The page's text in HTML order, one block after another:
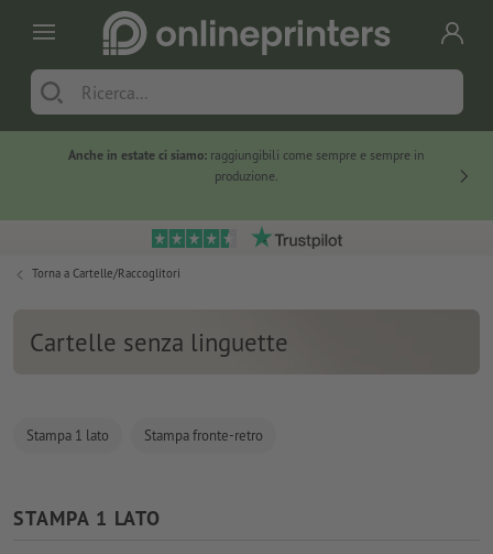
Anche in estate ci siamo: raggiungibili come sempre e sempre in
produzione.
Torna a Cartelle/Raccoglitori
Cartelle senza linguette
Stampa 1 lato Stampa fronte-retro
STAMPA 1 LATO